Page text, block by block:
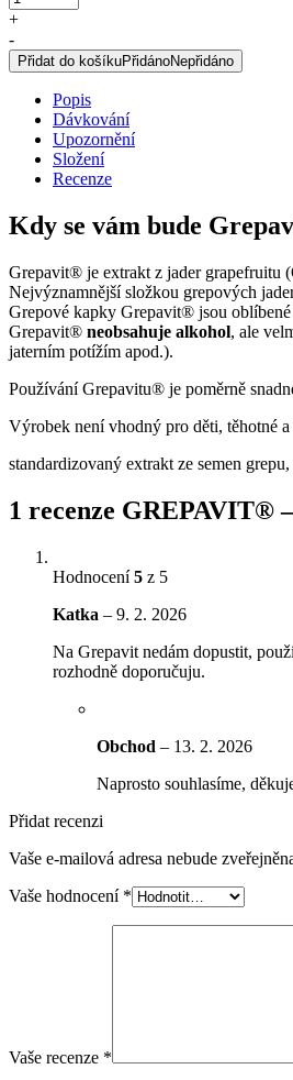
–
extrakt
z
jader,
množství
+
-
Přidat do košíkuPřidánoNepřidáno
Popis
Dávkování
Upozornění
Složení
Recenze
Kdy se vám bude
Grepavit® je extrakt z jader grapefruitu
Nejvýznamnější složkou grepových
Grepové kapky Grepavit® jsou oblíbené
Grepavit® neobsahuje alkohol, ale
jaterním potížím apod.).
Používání Grepavitu® je poměrně
Výrobek není vhodný pro děti, těhotné
standardizovaný extrakt ze semen
1 recenze GREPAVIT®
Hodnocení5 z 5
Katka – 9. 2. 2026
Na Grepavit nedám dopustit,
rozhodně doporučuju.
Obchod – 13. 2. 2026
Naprosto souhlasíme,
Přidat recenzi
Vaše e-mailová adresa nebude
Vaše hodnocení *
Vaše recenze *